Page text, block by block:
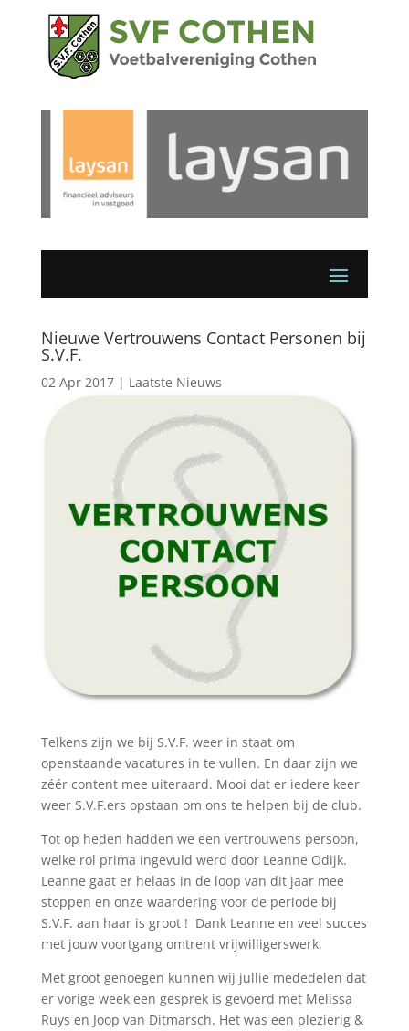
Nieuwe Vertrouwens Contact Personen bij
S.V.F.
02 Apr 2017| Laatste Nieuws
Telkens zijn we bij S.V.F. weer in staat om
openstaande vacatures in te vullen. En daar zijn we
zéér content mee uiteraard. Mooi dat er iedere keer
weer S.V.F.ers opstaan om ons te helpen bij de club.
Tot op heden hadden we een vertrouwens persoon,
welke rol prima ingevuld werd door Leanne Odijk.
Leanne gaat er helaas in de loop van dit jaar mee
stoppen en onze waardering voor de periode bij
S.V.F. aan haar is groot ! Dank Leanne en veel succes
met jouw voortgang omtrent vrijwilligerswerk.
Met groot genoegen kunnen wij jullie mededelen dat
er vorige week een gesprek is gevoerd met Melissa
Ruys en Joop van Ditmarsch. Het was een plezierig &